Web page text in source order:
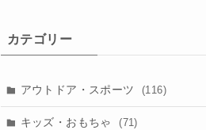
カテゴリー
アウトドア・スポーツ (116)
キッズ・おもちゃ (71)